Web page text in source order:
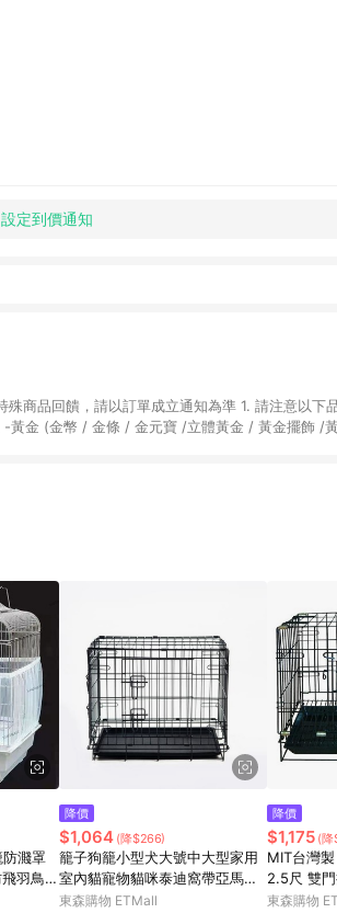
設定到價通知
以訂單成立通知為準 1. 請注意以下品類商品
金 (金幣 / 金條 / 金元寶 /立體黃金 / 黃金擺飾 /
標示「商店」及顯示商店名稱者(指定活動店家除外)
濺罩
羽鳥籠
紗衣防
降價
$1,064 (降$266)
籠子狗籠小型犬大號中大型家用
室內貓寵物貓咪泰迪窩帶亞馬遜
爆款
東森購物 ETMall
降價
$1,175 (降
MIT台灣製 高級靜電烤漆摺疊籠
2.5尺
東森購物